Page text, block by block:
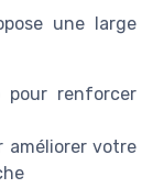
une large
renforcer
améliorer votre